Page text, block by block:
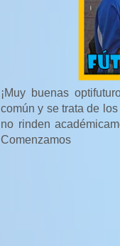
¡Muy buenas
común y se trata de
no rinden
Comenzamos